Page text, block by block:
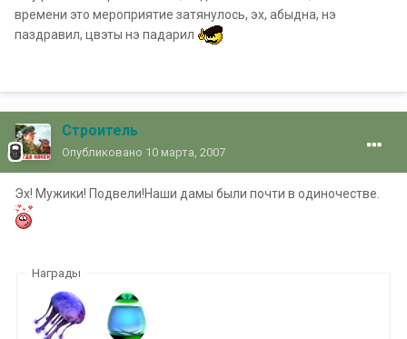
времени это мероприятие затянулось, эх, абыдна, нэ
паздравил, цвэты нэ падарил
Строитель
Опубликовано 10 марта, 2007
Эх! Мужики! Подвели!Наши дамы были почти в одиночестве.
Награды